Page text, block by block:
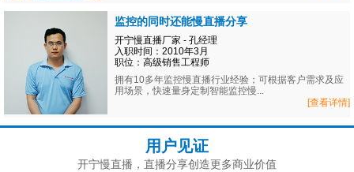
监控的同时还能慢直播分享
开宁慢直播厂家 - 孔经理
入职时间：2010年3月
职位：高级销售工程师
拥有10多年监控慢直播行业经验；可根据客户需求及应
用场景，快速量身定制智能监控慢...
[查看详情]
用户见证
开宁慢直播，直播分享创造更多商业价值